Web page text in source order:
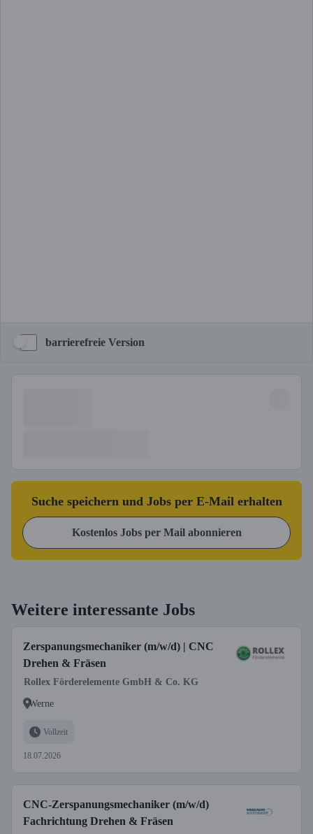
barrierefreie Version
Suche speichern und Jobs per E-Mail erhalten
Kostenlos Jobs per Mail abonnieren
Weitere interessante Jobs
Zerspanungsmechaniker (m/w/d) | CNC
Drehen & Fräsen
Rollex Förderelemente GmbH & Co. KG
Werne
Vollzeit
18.07.2026
CNC-Zerspanungsmechaniker (m/w/d)
Fachrichtung Drehen & Fräsen